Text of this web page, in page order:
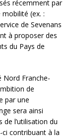
récemment par
(ex. :
de Sevenans
à proposer des
du Pays de
Nord Franche-
de
par une
sera ainsi
de l’utilisation du
contribuant à la